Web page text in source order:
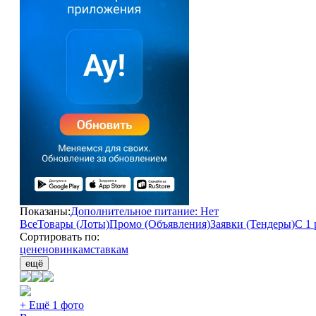
Показаны:Дополнительное питание: Нет
ВсеТовары (Лоты)Промо (Объявления)Заявки (Тендеры)С 1
Сортировать по:
цененовинкамставкам
ещё
+ Ещё 1 фото